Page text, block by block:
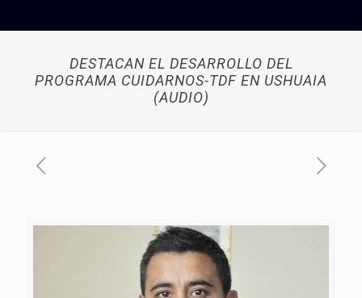
DESTACAN EL DESARROLLO DEL
PROGRAMA CUIDARNOS-TDF EN USHUAIA
(AUDIO)